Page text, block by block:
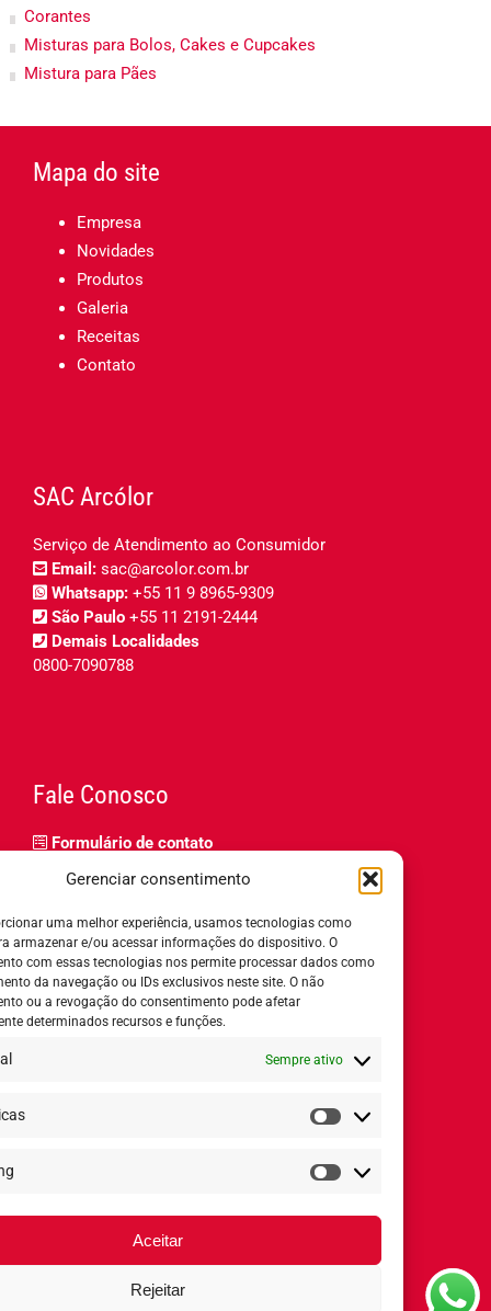
Gerenciar consentimento
uma melhor experiência, usamos tecnologias como
armazenar e/ou acessar informações do dispositivo. O
com essas tecnologias nos permite processar dados como
da navegação ou IDs exclusivos neste site. O não
ou a revogação do consentimento pode afetar
determinados recursos e funções.
Sempre ativo
Estatísticas
Marketing
Aceitar
Rejeitar
Corantes
Misturas para Bolos, Cakes e Cupcakes
Mistura para Pães
Mapa do site
Empresa
Novidades
Produtos
Galeria
Receitas
Contato
SAC Arcólor
Serviço de Atendimento ao Consumidor
Email: sac@arcolor.com.br
Whatsapp: +55 11 9 8965-9309
São Paulo +55 11 2191-2444
Demais Localidades
0800-7090788
Fale Conosco
Formulário de contato
Relatório de igualdade salarial
Horário de Atendimento:
8h ás 18h